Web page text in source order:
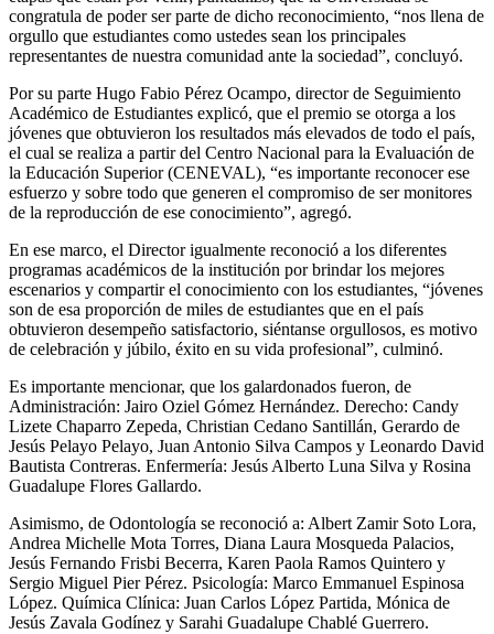
congratula de poder ser parte de dicho reconocimiento, “nos llena de
orgullo que estudiantes como ustedes sean los principales
representantes de nuestra comunidad ante la sociedad”, concluyó.
Por su parte Hugo Fabio Pérez Ocampo, director de Seguimiento
Académico de Estudiantes explicó, que el premio se otorga a los
jóvenes que obtuvieron los resultados más elevados de todo el país,
el cual se realiza a partir del Centro Nacional para la Evaluación de
la Educación Superior (CENEVAL), “es importante reconocer ese
esfuerzo y sobre todo que generen el compromiso de ser monitores
de la reproducción de ese conocimiento”, agregó.
En ese marco, el Director igualmente reconoció a los diferentes
programas académicos de la institución por brindar los mejores
escenarios y compartir el conocimiento con los estudiantes, “jóvenes
son de esa proporción de miles de estudiantes que en el país
obtuvieron desempeño satisfactorio, siéntanse orgullosos, es motivo
de celebración y júbilo, éxito en su vida profesional”, culminó.
Es importante mencionar, que los galardonados fueron, de
Administración: Jairo Oziel Gómez Hernández. Derecho: Candy
Lizete Chaparro Zepeda, Christian Cedano Santillán, Gerardo de
Jesús Pelayo Pelayo, Juan Antonio Silva Campos y Leonardo David
Bautista Contreras. Enfermería: Jesús Alberto Luna Silva y Rosina
Guadalupe Flores Gallardo.
Asimismo, de Odontología se reconoció a: Albert Zamir Soto Lora,
Andrea Michelle Mota Torres, Diana Laura Mosqueda Palacios,
Jesús Fernando Frisbi Becerra, Karen Paola Ramos Quintero y
Sergio Miguel Pier Pérez. Psicología: Marco Emmanuel Espinosa
López. Química Clínica: Juan Carlos López Partida, Mónica de
Jesús Zavala Godínez y Sarahi Guadalupe Chablé Guerrero.